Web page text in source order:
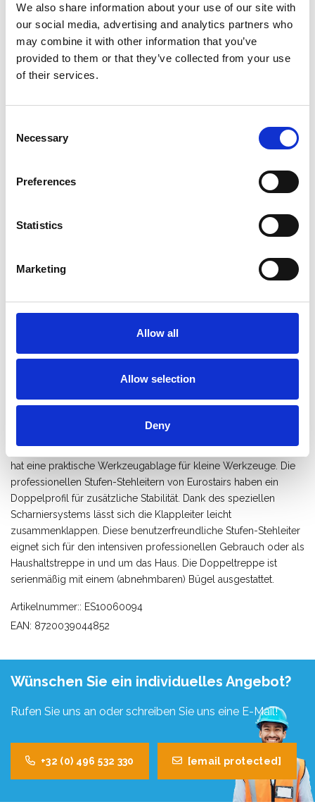
We also share information about your use of our site with
our social media, advertising and analytics partners who
may combine it with other information that you’ve
provided to them or that they’ve collected from your use
of their services.
Selection
Necessary
Preferences
Statistics
Marketing
Allow all
Allow selection
Deny
€372,00 €393,23 Exkl. MwSt
€450,12 €475,81 Inkl. MwSt
Gratis Versand innerhalb 1-3 Arbeitstagen oder abholen
in Maaseik (Kontakt unsere kundendienst)
Beschreibung
Eurostairs Doppeltritt 12 Stufen mit
Bügel
Die doppelseitige Treppe mit 2x12 Stufen von Eurostairs ist
leicht und hat eine schmutzabweisende Beschichtung. Die Leiter
hat eine praktische Werkzeugablage für kleine Werkzeuge. Die
professionellen Stufen-Stehleitern von Eurostairs haben ein
Doppelprofil für zusätzliche Stabilität. Dank des speziellen
Scharniersystems lässt sich die Klappleiter leicht
zusammenklappen. Diese benutzerfreundliche Stufen-Stehleiter
eignet sich für den intensiven professionellen Gebrauch oder als
Haushaltstreppe in und um das Haus. Die Doppeltreppe ist
serienmäßig mit einem (abnehmbaren) Bügel ausgestattet.
Artikelnummer:: ES10060094
EAN: 8720039044852
Wünschen Sie ein individuelles Angebot?
Rufen Sie uns an oder schreiben Sie uns eine E-Mail!
+32 (0) 496 532 330 [email protected]